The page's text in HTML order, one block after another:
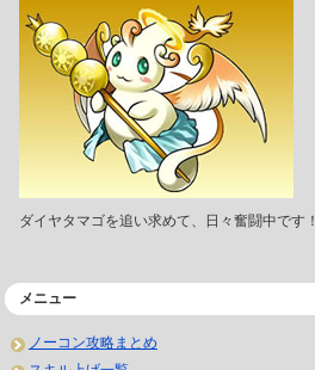
ダイヤタマゴを追い求めて、日々奮闘中です！
メニュー
ノーコン攻略まとめ